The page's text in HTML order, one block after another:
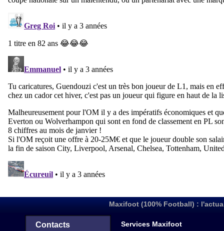
Maxifoot (100% Football) :
Contacts Services Maxifoot